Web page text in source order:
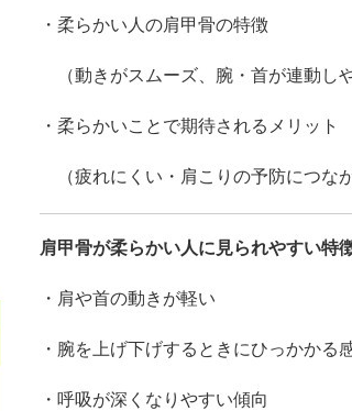
・柔らかい人の肩甲骨の特徴
（動きがスムーズ、腕・首が連動しや
・柔らかいことで期待されるメリット
（疲れにくい・肩こりの予防につな
肩甲骨が柔らかい人に見られやすい特
・肩や首の動きが軽い
・腕を上げ下げするときにひっかかる
・呼吸が深くなりやすい傾向